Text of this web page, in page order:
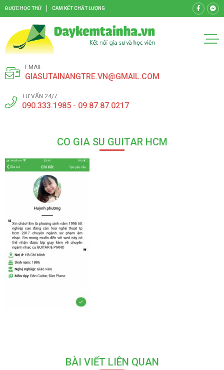
ĐƯỢC HỌC THỬ CAM KẾT CHẤT LƯỢNG
EMAIL
GIASUTAINANGTRE.VN@GMAIL.COM
TƯ VẤN 24/7
090.333.1985 - 09.87.87.0217
CO GIA SU GUITAR HCM
BÀI VIẾT LIÊN QUAN